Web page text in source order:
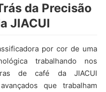
da Precisão
JIACUI
por cor de uma
trabalhando nos
de café da JIACUI
que trabalham